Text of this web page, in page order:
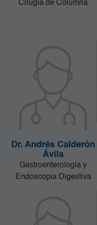
Cirugía de Columna
Dr. Andrés Calderón
Ávila
Gastroenterología y
Endoscopia Digestiva